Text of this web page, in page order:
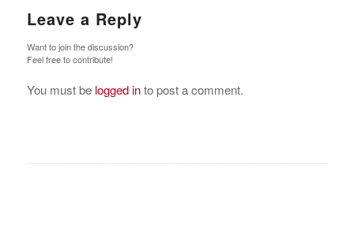
Leave a Reply
Want to join the discussion?
Feel free to contribute!
You must be logged into post a comment.